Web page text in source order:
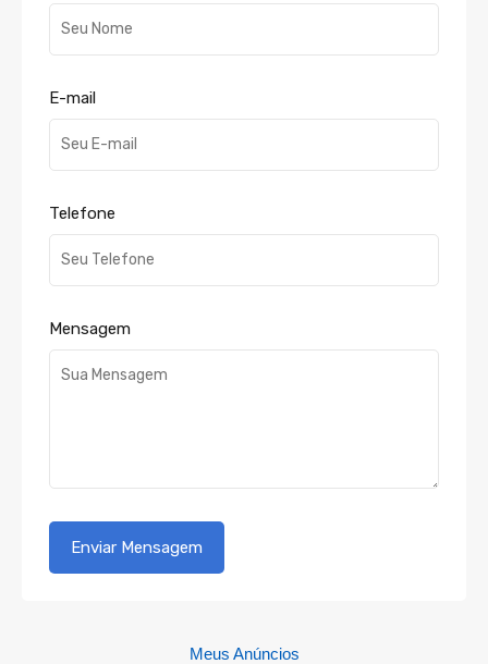
E-mail
Telefone
Mensagem
Meus Anúncios